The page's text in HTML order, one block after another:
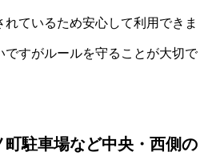
ているため安心して利用できま
ですがルールを守ることが大切で
駐車場など中央・西側の